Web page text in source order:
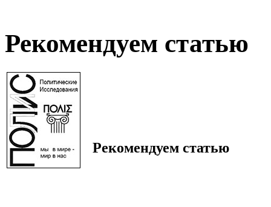
Рекомендуем статью
Рекомендуем статью